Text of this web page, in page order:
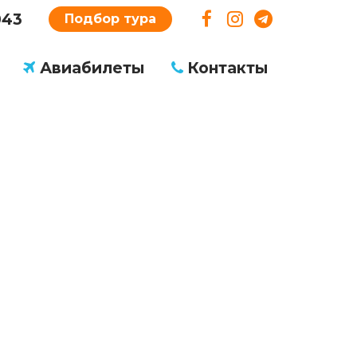
Подбор тура
Авиабилеты Контакты